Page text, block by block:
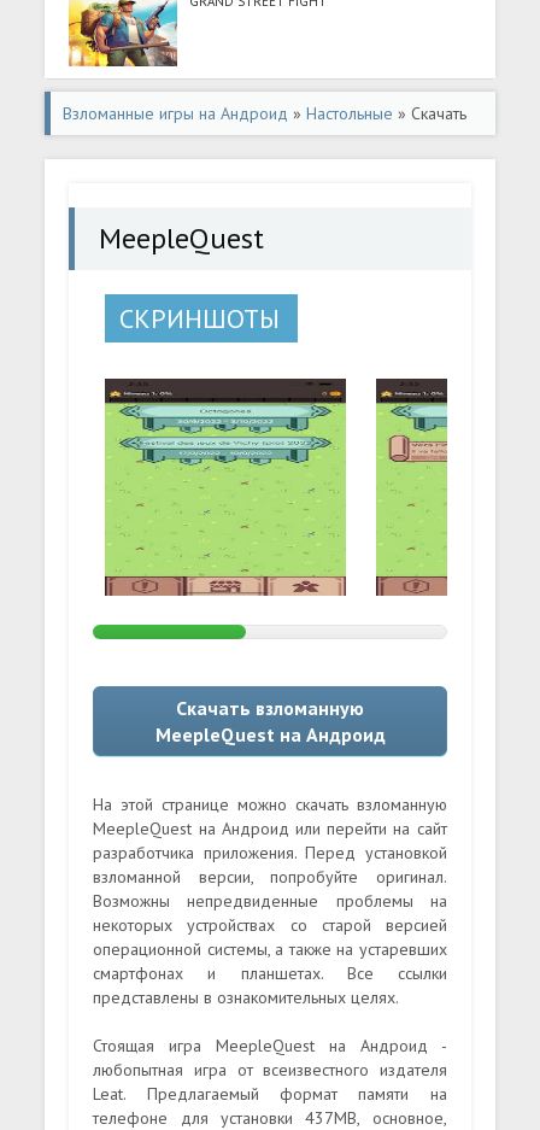
Взломанные игры на Андроид »Настольные » Скачать
MeepleQuest (Много монет) на Андроид
MeepleQuest
СКРИНШОТЫ
Скачать взломанную
MeepleQuest на Андроид
На этой странице можно скачать взломанную
MeepleQuest на Андроид или перейти на сайт
разработчика приложения. Перед установкой
взломанной версии, попробуйте оригинал.
Возможны непредвиденные проблемы на
некоторых устройствах со старой версией
операционной системы, а также на устаревших
смартфонах и планшетах. Все ссылки
представлены в ознакомительных целях.
Стоящая игра MeepleQuest на Андроид -
любопытная игра от всеизвестного издателя
Leat. Предлагаемый формат памяти на
телефоне для установки 437MB, основное,